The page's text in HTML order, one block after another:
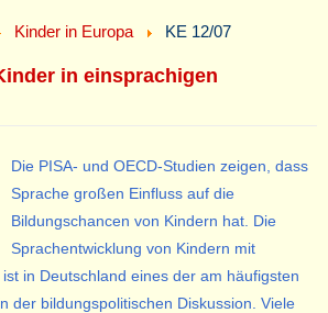
Kinder in Europa KE 12/07
in einsprachigen
Die PISA- und OECD-Studien zeigen, dass
Sprache großen Einfluss auf die
Bildungschancen von Kindern hat. Die
Sprachentwicklung von Kindern mit
in Deutschland eines der am häufigsten
der bildungspolitischen Diskussion. Viele